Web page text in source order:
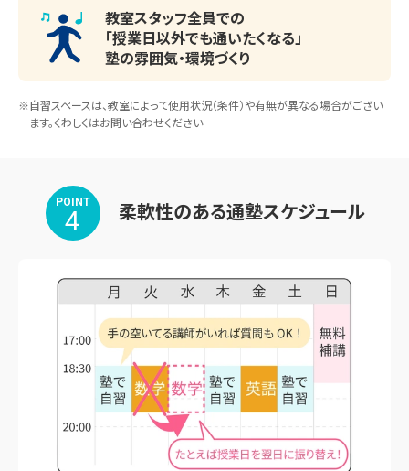
教室スタッフ全員での
「授業日以外でも通いたくなる」
塾の雰囲気・環境づくり
※自習スペースは、教室によって使用状況（条件）や有無が異なる場合がござい
ます。くわしくはお問い合わせください
POINT
4 柔軟性のある通塾スケジュール